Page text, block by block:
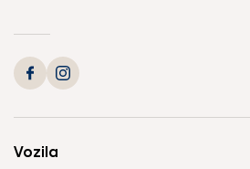
Vozila